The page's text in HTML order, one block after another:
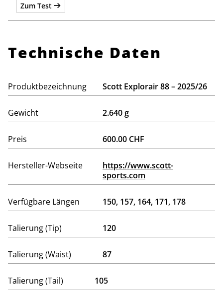
Zum Test
Technische Daten
Produktbezeichnung Scott Explorair 88 – 2025/26
Gewicht 2.640 g
Preis 600.00 CHF
Hersteller-Webseite
https://www.scott-
sports.com
Verfügbare Längen 150, 157, 164, 171, 178
Talierung (Tip) 120
Talierung (Waist) 87
Talierung (Tail) 105